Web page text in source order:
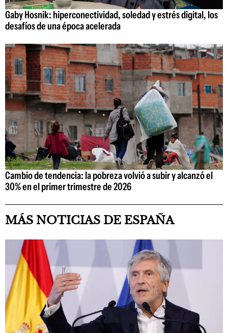
Gaby Hosnik: hiperconectividad, soledad y estrés digital, los
desafíos de una época acelerada
Cambio de tendencia: la pobreza volvió a subir y alcanzó el
30% en el primer trimestre de 2026
MÁS NOTICIAS DE ESPAÑA